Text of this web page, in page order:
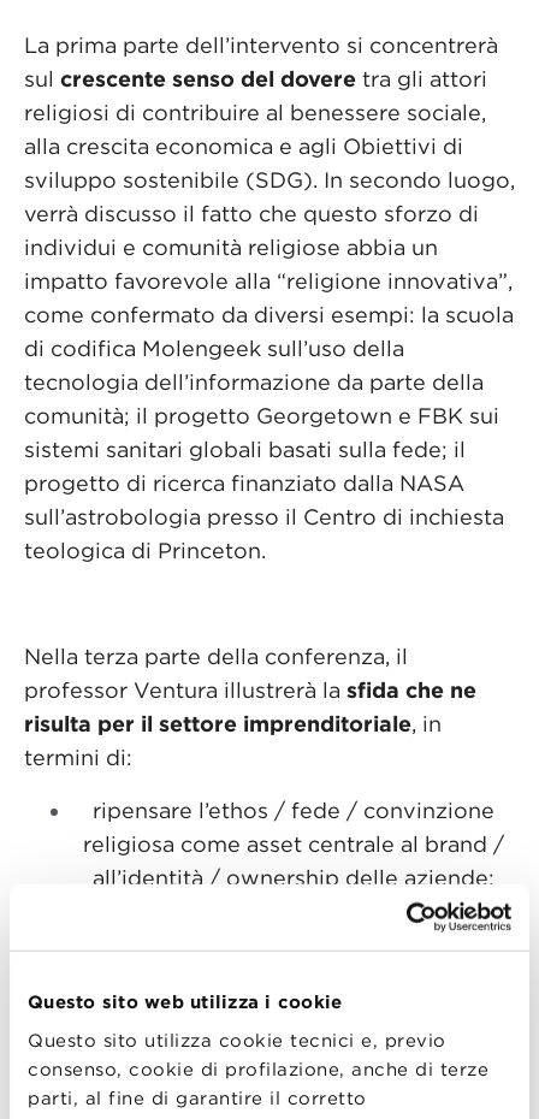
Questo sito web utilizza i cookie
Questo sito utilizza cookie tecnici e, previo
consenso, cookie di profilazione, anche di terze
parti, al fine di garantire il corretto
La prima parte dell’intervento si concentrerà
sul crescente senso del dovere tra gli attori
religiosi di contribuire al benessere sociale,
alla crescita economica e agli Obiettivi di
sviluppo sostenibile (SDG). In secondo luogo,
verrà discusso il fatto che questo sforzo di
individui e comunità religiose abbia un
impatto favorevole alla “religione innovativa”,
come confermato da diversi esempi: la scuola
di codifica Molengeek sull’uso della
tecnologia dell’informazione da parte della
comunità; il progetto Georgetown e FBK sui
sistemi sanitari globali basati sulla fede; il
progetto di ricerca finanziato dalla NASA
sull’astrobologia presso il Centro di inchiesta
teologica di Princeton.
Nella terza parte della conferenza, il
professor Ventura illustrerà la sfida che ne
risulta per il settore imprenditoriale, in
termini di:
ripensare l’ethos / fede / convinzione
religiosa come asset centrale al brand /
all’identità / ownership delle aziende;
rendere un ambiente di lavoro multi-
religioso una risorsa per le aziende;
e strategie di business alle comunità
religiose;
collaborare con comunità religiose, a
livello locale e globale, al fine di definire